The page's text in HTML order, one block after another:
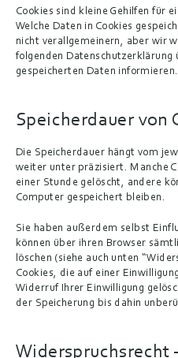
Cookies sind kleine Gehilfen für
Welche Daten in Cookies
nicht verallgemeinern, aber wir
folgenden
gespeicherten Daten informieren.
Speicherdauer von
Die Speicherdauer hängt vom
weiter unter präzisiert. Manche
einer Stunde gelöscht, andere
Computer gespeichert bleiben.
Sie haben außerdem selbst
können über ihren Browser
löschen (siehe auch unten
Cookies, die auf einer
Widerruf Ihrer Einwilligung
der Speicherung bis dahin
Widerspruchsrecht